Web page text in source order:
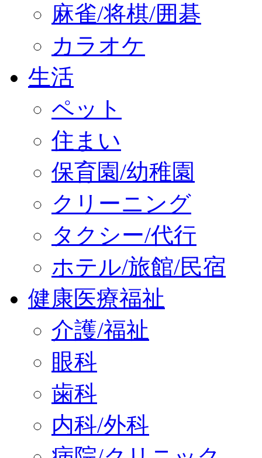
麻雀/将棋/囲碁
カラオケ
生活
ペット
住まい
保育園/幼稚園
クリーニング
タクシー/代行
ホテル/旅館/民宿
健康医療福祉
介護/福祉
眼科
歯科
内科/外科